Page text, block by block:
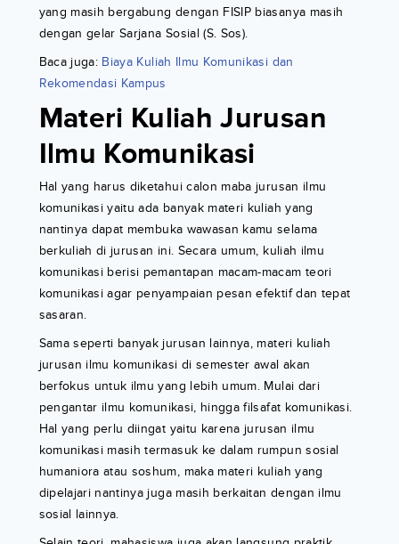
yang masih bergabung dengan FISIP biasanya masih
dengan gelar Sarjana Sosial (S. Sos).
Baca juga: Biaya Kuliah Ilmu Komunikasi dan
Rekomendasi Kampus
Materi Kuliah Jurusan
Ilmu Komunikasi
Hal yang harus diketahui calon maba jurusan ilmu
komunikasi yaitu ada banyak materi kuliah yang
nantinya dapat membuka wawasan kamu selama
berkuliah di jurusan ini. Secara umum, kuliah ilmu
komunikasi berisi pemantapan macam-macam teori
komunikasi agar penyampaian pesan efektif dan tepat
sasaran.
Sama seperti banyak jurusan lainnya, materi kuliah
jurusan ilmu komunikasi di semester awal akan
berfokus untuk ilmu yang lebih umum. Mulai dari
pengantar ilmu komunikasi, hingga filsafat komunikasi.
Hal yang perlu diingat yaitu karena jurusan ilmu
komunikasi masih termasuk ke dalam rumpun sosial
humaniora atau soshum, maka materi kuliah yang
dipelajari nantinya juga masih berkaitan dengan ilmu
sosial lainnya.